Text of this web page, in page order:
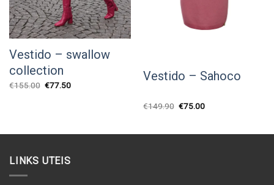
Vestido – swallow
collection
€155.00 O
€77.50O
Vestido – Sahoco
€149.90 O
€149.90.
€75.00O
€75.00.
LINKS UTEIS